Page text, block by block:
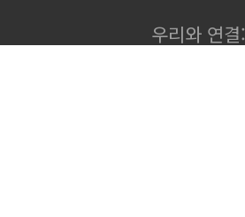
우리와 연결: